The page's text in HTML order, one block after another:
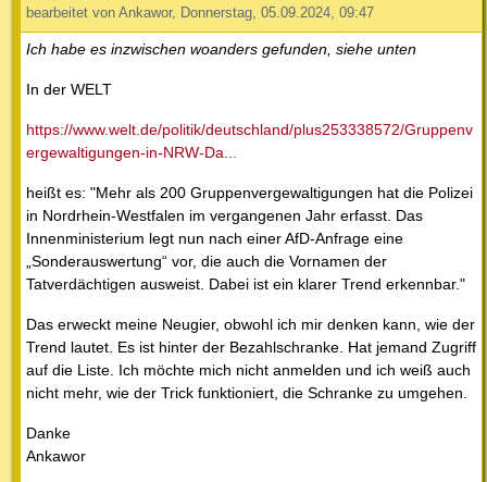
bearbeitet von Ankawor, Donnerstag, 05.09.2024, 09:47
Ich habe es inzwischen woanders gefunden, siehe unten
In der WELT
https://www.welt.de/politik/deutschland/plus253338572/Gruppenv
ergewaltigungen-in-NRW-Da...
heißt es: "Mehr als 200 Gruppenvergewaltigungen hat die Polizei
in Nordrhein-Westfalen im vergangenen Jahr erfasst. Das
Innenministerium legt nun nach einer AfD-Anfrage eine
„Sonderauswertung“ vor, die auch die Vornamen der
Tatverdächtigen ausweist. Dabei ist ein klarer Trend erkennbar."
Das erweckt meine Neugier, obwohl ich mir denken kann, wie der
Trend lautet. Es ist hinter der Bezahlschranke. Hat jemand Zugriff
auf die Liste. Ich möchte mich nicht anmelden und ich weiß auch
nicht mehr, wie der Trick funktioniert, die Schranke zu umgehen.
Danke
Ankawor